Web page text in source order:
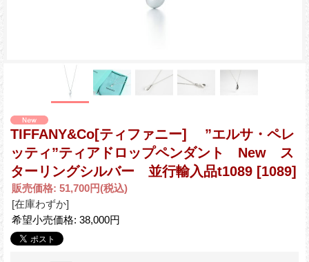
TIFFANY&Co[ティファニー] ”エルサ・ペレ
ッティ”ティアドロップペンダント New ス
ターリングシルバー 並行輸入品t1089 [1089]
販売価格: 51,700円(税込)
[在庫わずか]
希望小売価格: 38,000円